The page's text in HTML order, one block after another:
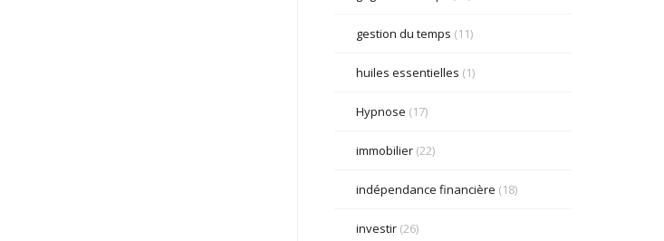
gestion du temps (11)
huiles essentielles (1)
Hypnose (17)
immobilier(22)
indépendance financière (18)
investir(26)